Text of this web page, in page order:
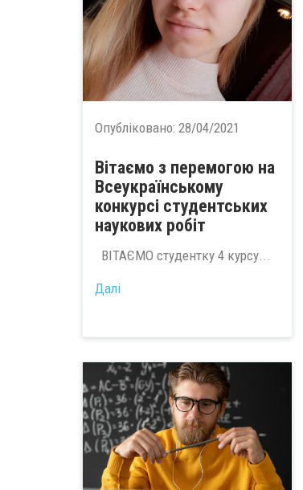
Опубліковано: 28/04/2021
Вітаємо з перемогою на
Всеукраїнському
конкурсі студентських
наукових робіт
ВІТАЄМО студентку 4 курсу...
Далі